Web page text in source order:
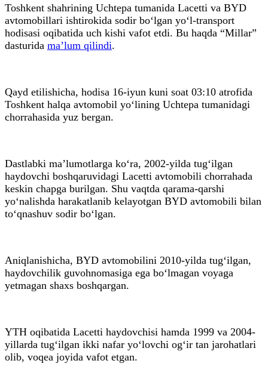
Toshkent shahrining Uchtepa tumanida Lacetti va BYD
avtomobillari ishtirokida sodir bo‘lgan yo‘l-transport
hodisasi oqibatida uch kishi vafot etdi. Bu haqda “Millar”
dasturida ma’lum qilindi.
Qayd etilishicha, hodisa 16-iyun kuni soat 03:10 atrofida
Toshkent halqa avtomobil yo‘lining Uchtepa tumanidagi
chorrahasida yuz bergan.
Dastlabki ma’lumotlarga ko‘ra, 2002-yilda tug‘ilgan
haydovchi boshqaruvidagi Lacetti avtomobili chorrahada
keskin chapga burilgan. Shu vaqtda qarama-qarshi
yo‘nalishda harakatlanib kelayotgan BYD avtomobili bilan
to‘qnashuv sodir bo‘lgan.
Aniqlanishicha, BYD avtomobilini 2010-yilda tug‘ilgan,
haydovchilik guvohnomasiga ega bo‘lmagan voyaga
yetmagan shaxs boshqargan.
YTH oqibatida Lacetti haydovchisi hamda 1999 va 2004-
yillarda tug‘ilgan ikki nafar yo‘lovchi og‘ir tan jarohatlari
olib, voqea joyida vafot etgan.